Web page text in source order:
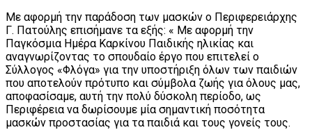
Με αφορμή την παράδοση των μασκών ο Περιφερειάρχης
Γ. Πατούλης επισήμανε τα εξής: « Με αφορμή την
Παγκόσμια Ημέρα Καρκίνου Παιδικής ηλικίας και
αναγνωρίζοντας το σπουδαίο έργο που επιτελεί ο
Σύλλογος «Φλόγα» για την υποστήριξη όλων των παιδιών
που αποτελούν πρότυπο και σύμβολα ζωής για όλους μας,
αποφασίσαμε, αυτή την πολύ δύσκολη περίοδο, ως
Περιφέρεια να δωρίσουμε μία σημαντική ποσότητα
μασκών προστασίας για τα παιδιά και τους γονείς τους.